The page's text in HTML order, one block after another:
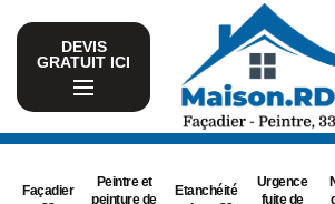
DEVIS
GRATUIT ICI
Façadier
Peintre et
peinture de
Etanchéité
Urgence
fuite de